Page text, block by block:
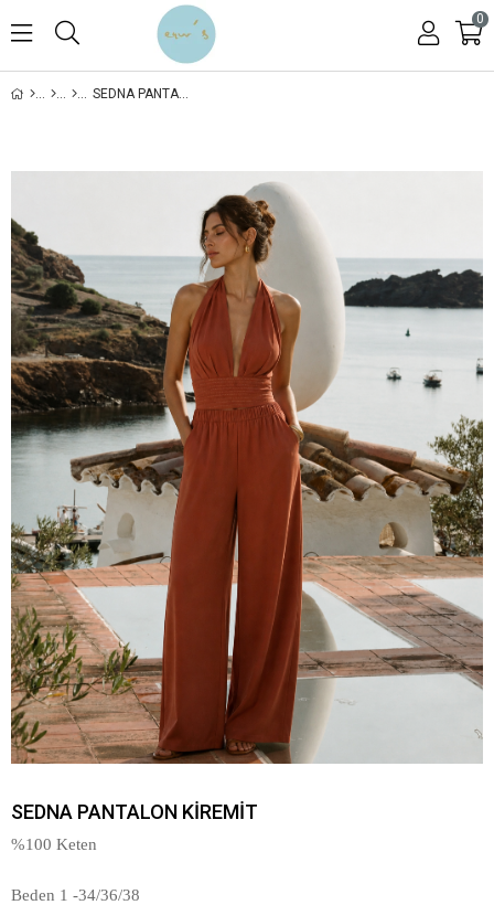
0
SEDNA PANTALON KİREMİT
SEDNA PANTALON KİREMİT
%100 Keten
Beden 1 -34/36/38